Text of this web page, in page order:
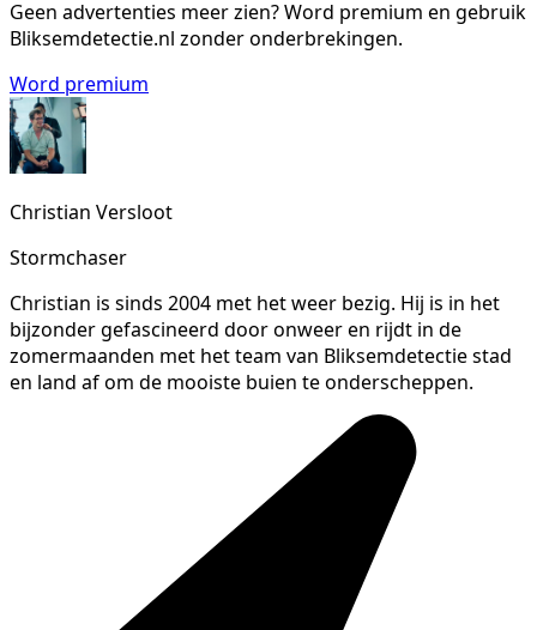
Geen advertenties meer zien?Word premium en gebruik
Bliksemdetectie.nl zonder onderbrekingen.
Word premium
Christian Versloot
Stormchaser
Christian is sinds 2004 met het weer bezig. Hij is in het
bijzonder gefascineerd door onweer en rijdt in de
zomermaanden met het team van Bliksemdetectie stad
en land af om de mooiste buien te onderscheppen.